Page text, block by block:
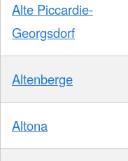
Alte Piccardie-
Georgsdorf
Altenberge
Altona